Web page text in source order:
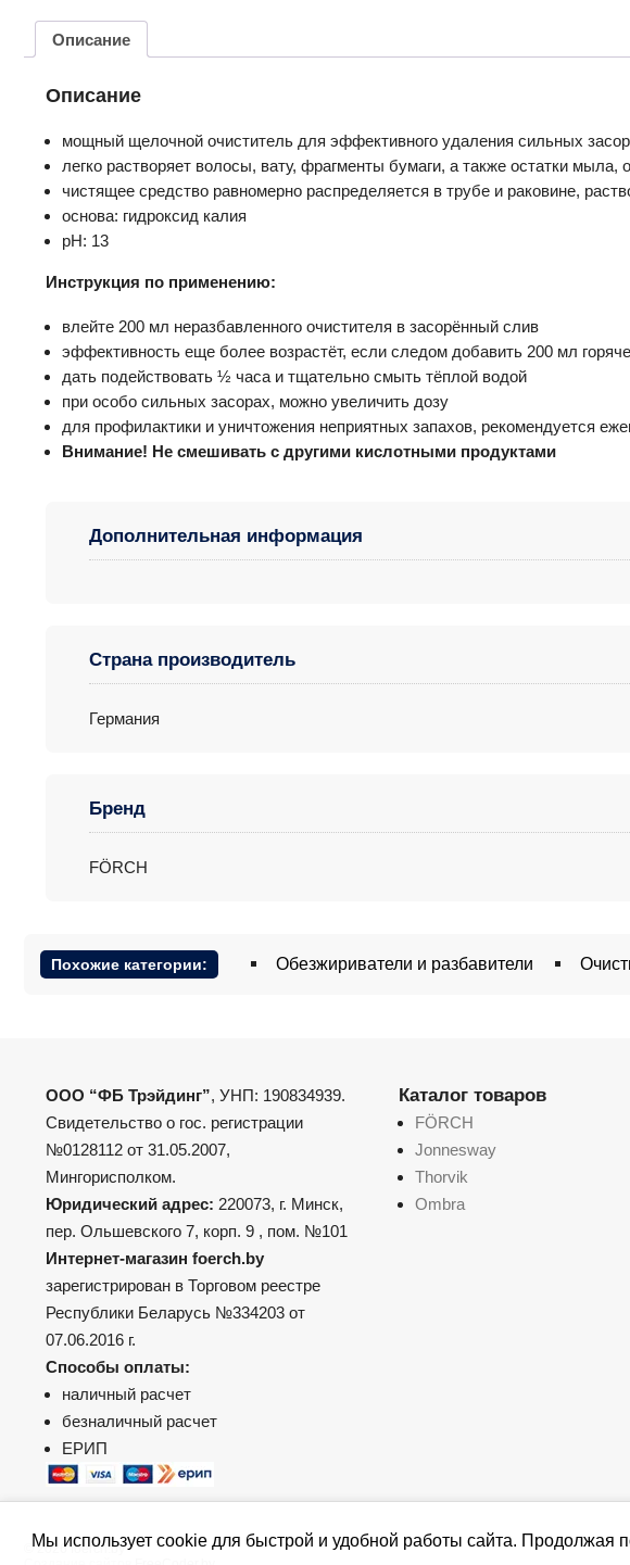
Описание
Описание
мощный щелочной очиститель для эффективного удаления сильных
легко растворяет волосы, вату, фрагменты бумаги, а также остатки мыла,
чистящее средство равномерно распределяется в трубе и раковине,
основа: гидроксид калия
pH: 13
Инструкция по применению:
влейте 200 мл неразбавленного очистителя в засорённый слив
эффективность еще более возрастёт, если следом добавить 200 мл
дать подействовать ½ часа и тщательно смыть тёплой водой
при особо сильных засорах, можно увеличить дозу
для профилактики и уничтожения неприятных запахов, рекомендуется
Внимание! Не смешивать с другими кислотными продуктами
Дополнительная информация
Страна производитель
Германия
Бренд
FÖRCH
Похожие категории: Обезжириватели и разбавители
ООО “ФБ Трэйдинг”, УНП: 190834939.
Свидетельство о гос. регистрации
№0128112 от 31.05.2007,
Мингорисполком.
Юридический адрес: 220073, г. Минск,
пер. Ольшевского 7, корп. 9 , пом. №101
Интернет-магазин foerch.by
зарегистрирован в Торговом реестре
Республики Беларусь №334203 от
07.06.2016 г.
Способы оплаты:
наличный расчет
безналичный расчет
ЕРИП
Каталог товаров
FÖRCH
Jonnesway
Thorvik
Ombra
© 2026 foerch.by
Мы использует cookie для быстрой и удобной работы сайта. Продолжая